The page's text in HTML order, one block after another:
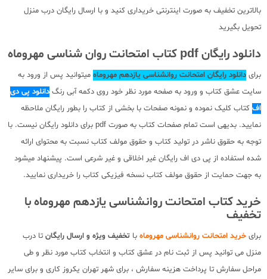
بالاترین تخفیف به صورت اینترنتی خریداری کنید و با ارسال رایگان درب منزل
تحویل بگیرید
دانلود رایگان pdf کتاب امتحانت روان شناسی مهروماه
برای دانلود رایگان امتحانت روانشناسی یازدهم مهروماه میتوانید پس از ورود به
سایت عشق کتاب و ورود به صفحه مورد نظر خود روی دکمه آبی رنگ دانلود پی دی
اف کتاب کلیک نموده و نمونه صفحات با بخشی از کتاب را بطور رایگان ملاحظه
نمایید. بدیهی است تمام صفحات کتاب به صورت pdf برای دانلود رایگان نیست. با
توجه به حقوق ناشر در تولید کتاب و حقوق مولف کتاب نسبت به محتوای ارائه
شده استفاده از پی دی اف رایگان غیر اخلاقی و غیر شرعی است. پیشنهاد میشود
به جهت حمایت از حقوق مولف کتاب نسخه فیزیکی کتاب را خریداری نمایید.
خرید کتاب امتحانت روانشناسی یازدهم مهروماه با
تخفیف
برای خرید امتحانت روانشناسی مهروماه با تخفیف ویژه و ارسال رایگان تا درب
منزل می توانید پس از ثبت نام در عشق کتاب و انتخاب کتاب مورد نظر و طی
مراحل سفارش تا پرداخت هزینه سفارش ، برای شهر تهران یکروز کاری و برای سایر